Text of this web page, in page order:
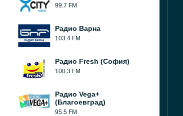
99.7 FM
Радио Варна
103.4 FM
Радио Fresh (София)
100.3 FM
Радио Vega+
(Благоевград)
95.5 FM